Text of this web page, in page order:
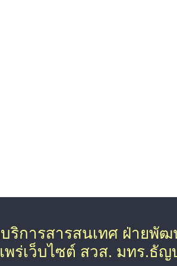
ริการสารสนเทศ ฝ่ายพั
พร่เว็บไซต์ สวส. มทร.ธัญ